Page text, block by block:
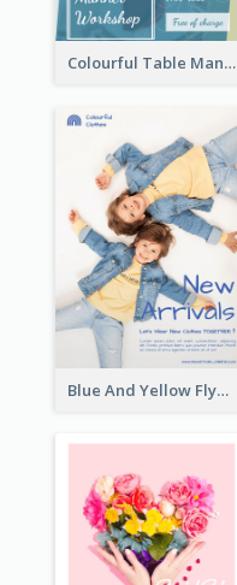
Colourful Table Manner Course Flyer With Details
Blue And Yellow Flyer For Children Clothes